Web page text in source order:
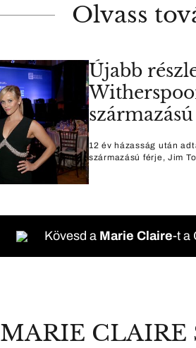
Olvass
Újabb
12 év házasság után
származású férje, Jim
Kövesd a Marie Claire-t a
MARIE CLAIRE